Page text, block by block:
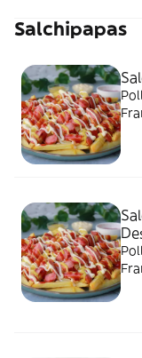
Salchipapas